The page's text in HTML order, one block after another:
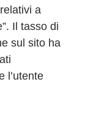
a
Il tasso di
sul sito ha
l’utente